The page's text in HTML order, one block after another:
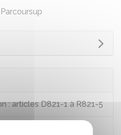
: articles D821-1 à R821-5